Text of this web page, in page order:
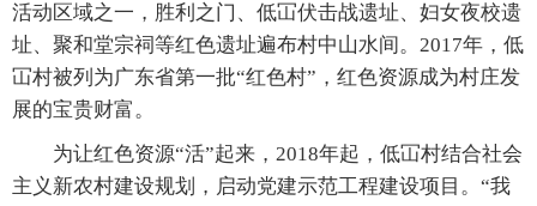
活动区域之一，胜利之门、低冚伏击战遗址、妇女夜校遗
址、聚和堂宗祠等红色遗址遍布村中山水间。2017年，低
冚村被列为广东省第一批“红色村”，红色资源成为村庄发
展的宝贵财富。
为让红色资源“活”起来，2018年起，低冚村结合社会
主义新农村建设规划，启动党建示范工程建设项目。“我